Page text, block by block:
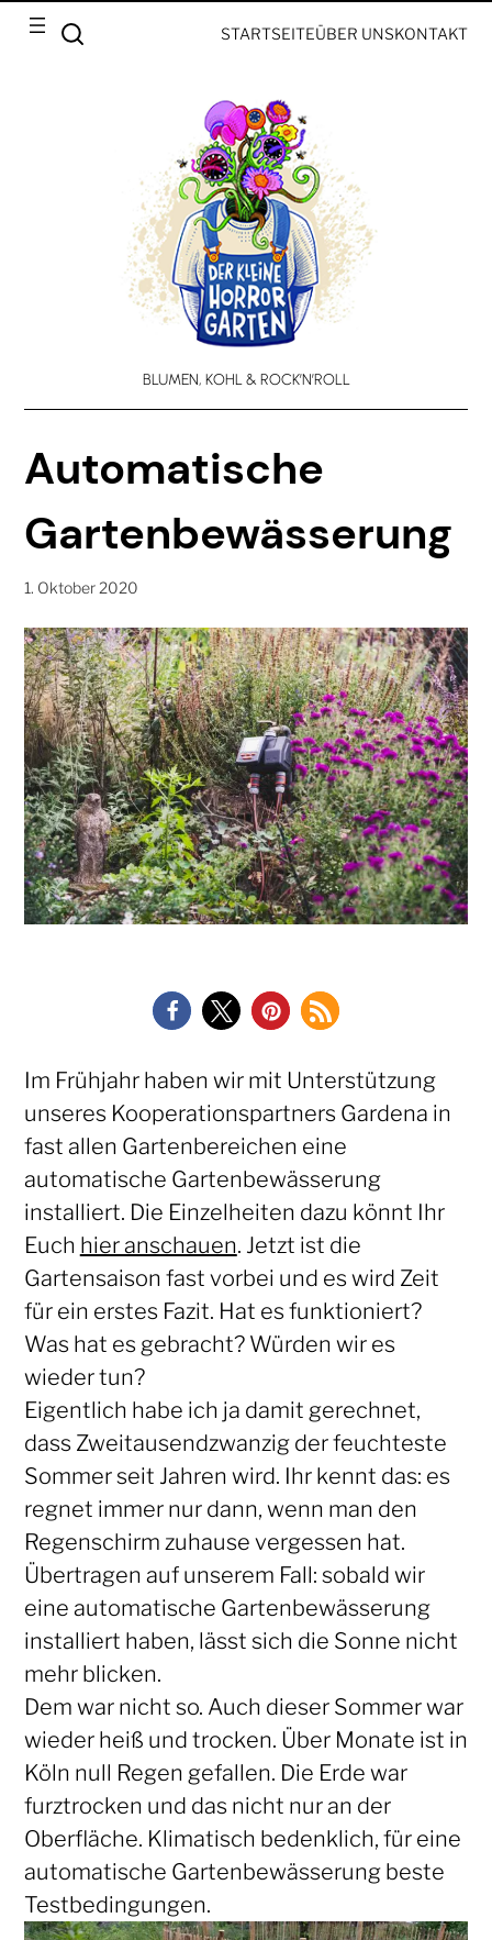
STARTSEITEÜBER UNSKONTAKT
BLUMEN, KOHL & ROCK’N’ROLL
Automatische
Gartenbewässerung
1. Oktober 2020
Im Frühjahr haben wir mit Unterstützung
unseres Kooperationspartners Gardena in
fast allen Gartenbereichen eine
automatische Gartenbewässerung
installiert. Die Einzelheiten dazu könnt Ihr
Euch hier anschauen. Jetzt ist die
Gartensaison fast vorbei und es wird Zeit
für ein erstes Fazit. Hat es funktioniert?
Was hat es gebracht? Würden wir es
wieder tun?
Eigentlich habe ich ja damit gerechnet,
dass Zweitausendzwanzig der feuchteste
Sommer seit Jahren wird. Ihr kennt das: es
regnet immer nur dann, wenn man den
Regenschirm zuhause vergessen hat.
Übertragen auf unserem Fall: sobald wir
eine automatische Gartenbewässerung
installiert haben, lässt sich die Sonne nicht
mehr blicken.
Dem war nicht so. Auch dieser Sommer war
wieder heiß und trocken. Über Monate ist in
Köln null Regen gefallen. Die Erde war
furztrocken und das nicht nur an der
Oberfläche. Klimatisch bedenklich, für eine
automatische Gartenbewässerung beste
Testbedingungen.